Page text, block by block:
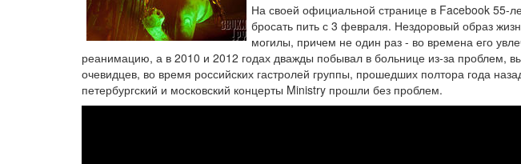
На своей официальной странице в Facebook 55-
бросать пить с 3 февраля. Нездоровый образ
могилы, причем не один раз - во времена его
реанимацию, а в 2010 и 2012 годах дважды побывал в больнице из-за проблем,
очевидцев, во время российских гастролей группы, прошедших полтора года
петербургский и московский концерты Ministry прошли без проблем.